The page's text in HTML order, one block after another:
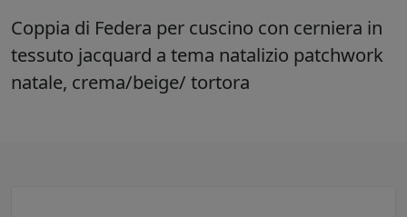
Coppia di Federa per cuscino con cerniera in
tessuto jacquard a tema natalizio patchwork
natale, crema/beige/ tortora